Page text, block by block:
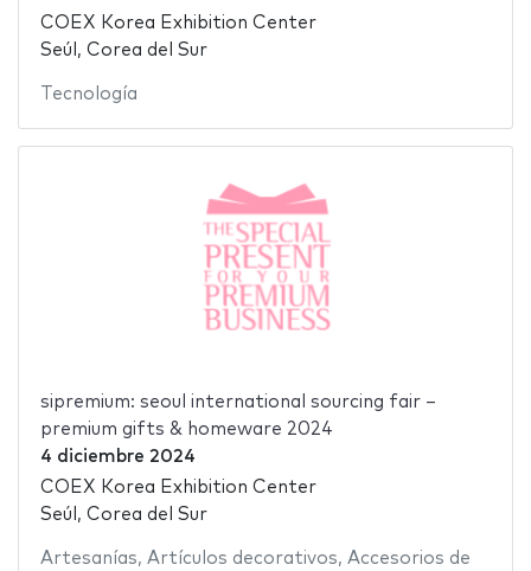
COEX Korea Exhibition Center
Seúl, Corea del Sur
Tecnología
sipremium: seoul international sourcing fair –
premium gifts & homeware 2024
4 diciembre 2024
COEX Korea Exhibition Center
Seúl, Corea del Sur
Artesanías, Artículos decorativos, Accesorios de